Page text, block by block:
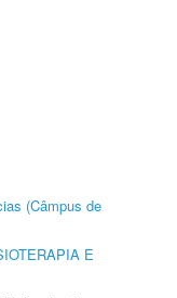
(Câmpus de
E